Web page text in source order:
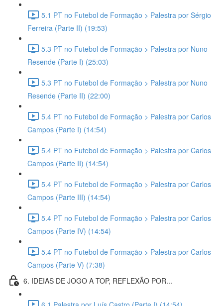
5.1 PT no Futebol de Formação > Palestra por Sérgio
Ferreira (Parte II) (19:53)
5.3 PT no Futebol de Formação > Palestra por Nuno
Resende (Parte I) (25:03)
5.3 PT no Futebol de Formação > Palestra por Nuno
Resende (Parte II) (22:00)
5.4 PT no Futebol de Formação > Palestra por Carlos
Campos (Parte I) (14:54)
5.4 PT no Futebol de Formação > Palestra por Carlos
Campos (Parte II) (14:54)
5.4 PT no Futebol de Formação > Palestra por Carlos
Campos (Parte III) (14:54)
5.4 PT no Futebol de Formação > Palestra por Carlos
Campos (Parte IV) (14:54)
5.4 PT no Futebol de Formação > Palestra por Carlos
Campos (Parte V) (7:38)
6. IDEIAS DE JOGO A TOP, REFLEXÃO POR...